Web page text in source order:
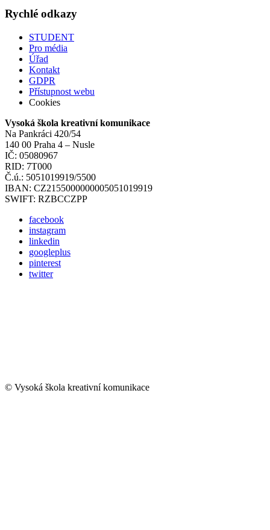
Rychlé odkazy
STUDENT
Pro média
Úřad
Kontakt
GDPR
Přístupnost webu
Cookies
Vysoká škola kreativní komunikace
Na Pankráci 420/54
140 00 Praha 4 – Nusle
IČ: 05080967
RID: 7T000
Č.ú.: 5051019919/5500
IBAN: CZ2155000000005051019919
SWIFT: RZBCCZPP
facebook
instagram
linkedin
googleplus
pinterest
twitter
© Vysoká škola kreativní komunikace